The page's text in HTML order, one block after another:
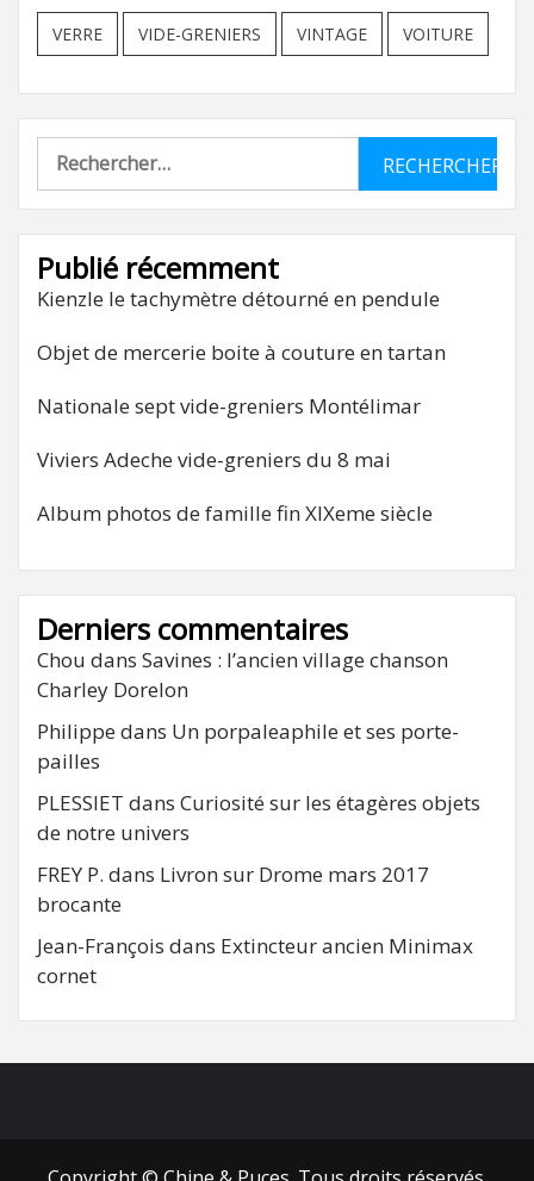
VERRE VIDE-GRENIERS VINTAGE VOITURE
Rechercher :
Publié récemment
Kienzle le tachymètre détourné en pendule
Objet de mercerie boite à couture en tartan
Nationale sept vide-greniers Montélimar
Viviers Adeche vide-greniers du 8 mai
Album photos de famille fin XIXeme siècle
Derniers commentaires
Chou dans Savines : l’ancien village chanson
Charley Dorelon
Philippe dans Un porpaleaphile et ses porte-
pailles
PLESSIET dans Curiosité sur les étagères objets
de notre univers
FREY P. dans Livron sur Drome mars 2017
brocante
Jean-François dans Extincteur ancien Minimax
cornet